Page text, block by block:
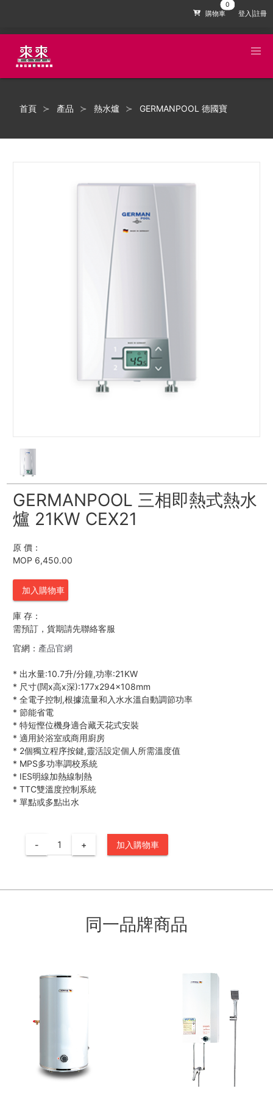
購物車 登入|註冊
首頁 產品 熱水爐 GERMANPOOL 德國寶
GERMANPOOL 三相即熱式熱水
爐 21KW CEX21
原 價：
MOP 6,450.00
加入購物車
庫 存：
需預訂，貨期請先聯絡客服
官網： 產品官網
* 出水量:10.7升/分鐘,功率:21KW
* 尺寸(闊x高x深):177x294x108mm
* 全電子控制,根據流量和入水水溫自動調節功率
* 節能省電
* 特短慳位機身適合藏天花式安裝
* 適用於浴室或商用廚房
* 2個獨立程序按鍵,靈活設定個人所需溫度值
* MPS多功率調校系統
* IES明線加熱線制熱
* TTC雙溫度控制系統
* 單點或多點出水
- + 加入購物車
同一品牌商品